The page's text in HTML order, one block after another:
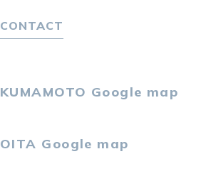
KUMAMOTO Google map
OITA Google map
CONTACT